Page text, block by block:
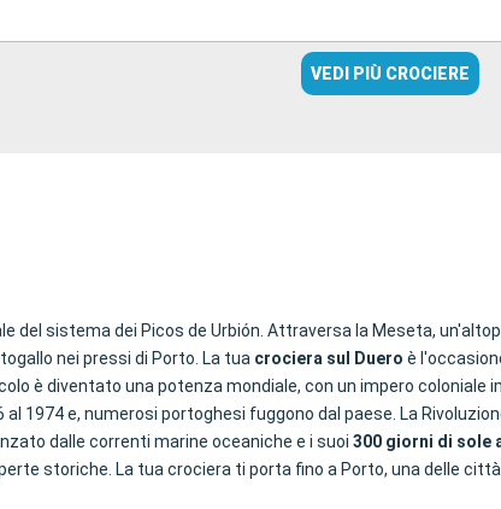
VEDI PIÙ CROCIERE
del sistema dei Picos de Urbión. Attraversa la Meseta,
nei pressi di Porto. La tua crociera sul Duero è
è diventato una potenza mondiale, con un impero
1974 e, numerosi portoghesi fuggono dal paese. La
dalle correnti marine oceaniche e i suoi 300 giorni di sole
storiche. La tua crociera ti porta fino a Porto, una delle città